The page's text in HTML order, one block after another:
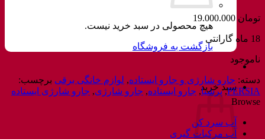
هیچ محصولی در سبد خرید نیست.
بازگشت به فروشگاه
سبد خرید
تومان
18 ماه گارانتی
ناموجود
دسته: جارو شارژی و جارو ایستاده, لوازم خانگی برقی برچسب:
PERSIA
,پرشیا, جارو ایستاده, جارو شارژی, جارو شارژی ایستاده
Browse
آب سرد کن
آب مرکبات گیری